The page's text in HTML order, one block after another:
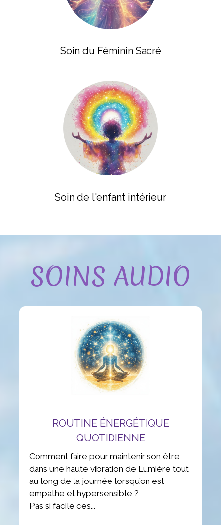
Soin du Féminin Sacré
Soin de l'enfant intérieur
SOINS AUDIO
ROUTINE ÉNERGÉTIQUE
QUOTIDIENNE
Comment faire pour maintenir son être
dans une haute vibration de Lumière tout
au long de la journée lorsqu’on est
empathe et hypersensible ?
Pas si facile ces...